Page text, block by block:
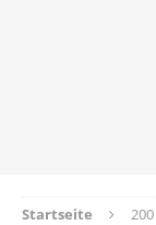
Startseite